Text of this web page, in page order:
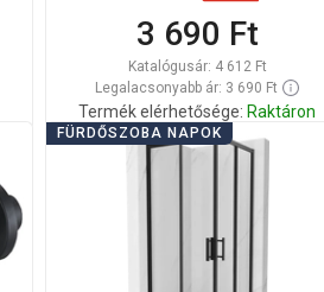
3 690 Ft
Katalógusár: 4 612 Ft
Legalacsonyabb ár: 3 690 Ft
Termék elérhetősége: Raktáron
Kosárba
FÜRDŐSZOBA NAPOK